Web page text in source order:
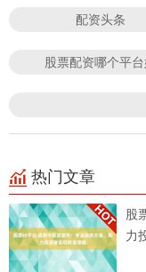
配资头条
股票配资哪个平
热门文章
股
力